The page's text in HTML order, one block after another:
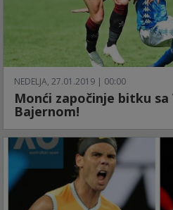
NEDELJA, 27.01.2019 | 00:00
Monći započinje bitku
Bajernom!